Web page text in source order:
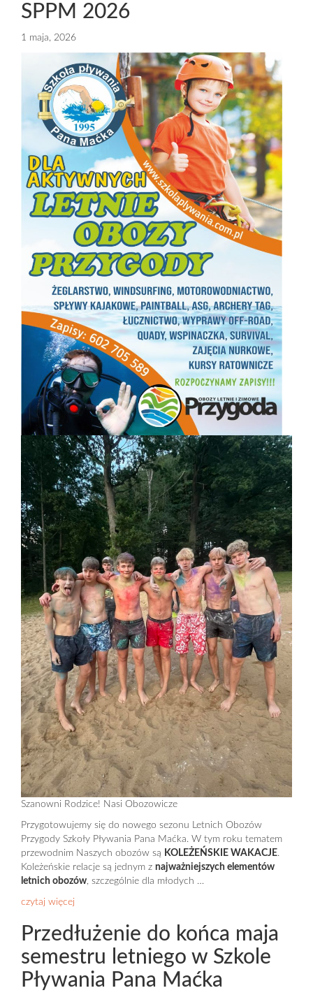
SPPM 2026
1 maja, 2026
Szanowni Rodzice! Nasi Obozowicze
Przygotowujemy się do nowego sezonu Letnich Obozów
Przygody Szkoły Pływania Pana Maćka. W tym roku tematem
przewodnim Naszych obozów są KOLEŻEŃSKIE WAKACJE.
Koleżeńskie relacje są jednym z najważniejszych elementów
letnich obozów , szczególnie dla młodych …
czytaj więcej
Przedłużenie do końca maja
semestru letniego w Szkole
Pływania Pana Maćka